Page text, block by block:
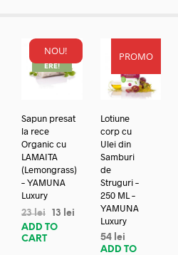
NOU!
REDUC
ERE!
Sapun presat
la rece
Organic cu
LAMAITA
(Lemongrass)
– YAMUNA
Luxury
23lei 13
lei
ADD TO
CART
PROMO
Lotiune
corp cu
Ulei din
Samburi
de
Struguri –
250 ML –
YAMUNA
Luxury
54 lei
ADD TO